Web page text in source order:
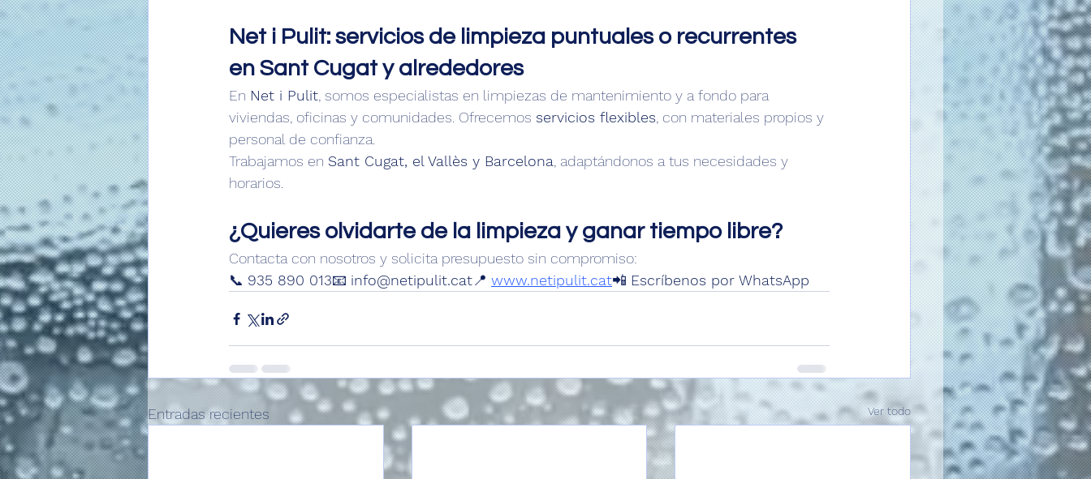
Net i Pulit: servicios de limpieza puntuales o recurrentes
en Sant Cugat y alrededores
En Net i Pulit , somos especialistas en limpiezas de mantenimiento y a fondo para
viviendas, oficinas y comunidades. Ofrecemos servicios flexibles , con materiales propios y
personal de confianza.
Trabajamos en Sant Cugat, el Vallès y Barcelona , adaptándonos a tus necesidades y
horarios.
¿Quieres olvidarte de la limpieza y ganar tiempo libre?
Contacta con nosotros y solicita presupuesto sin compromiso:
📞 935 890 013📧 info@netipulit.cat📍 www.netipulit.cat📲 Escríbenos por WhatsApp
Entradas recientes Ver todo